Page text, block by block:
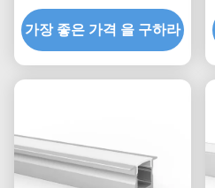
네틱 LED 프로필
가장 좋은 가격 을 구하라